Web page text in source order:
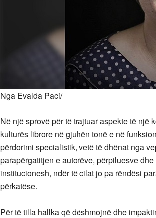
Nga Evalda Paci/
Në një sprovë për të trajtuar aspekte të një
kulturës librore në gjuhën tonë e në
përdorimi specialistik, vetë të dhënat nga
parapërgatitjen e autorëve, përpiluesve
institucionesh, ndër të cilat jo pa rëndësi
përkatëse.
Për të tilla hallka që dëshmojnë dhe